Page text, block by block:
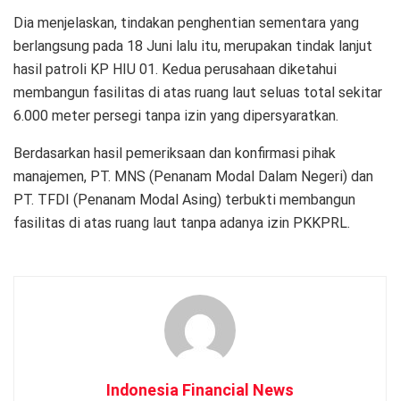
Dia menjelaskan, tindakan penghentian sementara yang
berlangsung pada 18 Juni lalu itu, merupakan tindak lanjut
hasil patroli KP HIU 01. Kedua perusahaan diketahui
membangun fasilitas di atas ruang laut seluas total sekitar
6.000 meter persegi tanpa izin yang dipersyaratkan.
Berdasarkan hasil pemeriksaan dan konfirmasi pihak
manajemen, PT. MNS (Penanam Modal Dalam Negeri) dan
PT. TFDI (Penanam Modal Asing) terbukti membangun
fasilitas di atas ruang laut tanpa adanya izin PKKPRL.
Indonesia Financial News